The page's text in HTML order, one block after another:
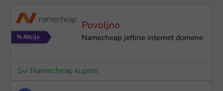
Povoljno
Namecheap jeftine internet domene
Svi Namecheap kuponi